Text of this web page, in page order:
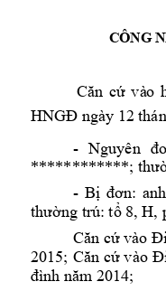
CÔNG
Căn cứ vào
HNGĐ ngày 12
- Nguyên
************;
- Bị đơn: anh
thường trú: tổ 8, H,
Căn cứ vào
2015; Căn cứ vào
đình năm 2014;